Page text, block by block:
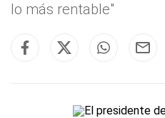
lo más rentable"